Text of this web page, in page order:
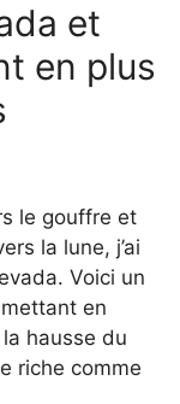
et
en plus
le gouffre et
la lune, j’ai
Voici un
en
hausse du
riche comme